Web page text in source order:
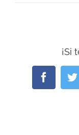
¡Si
Facebook